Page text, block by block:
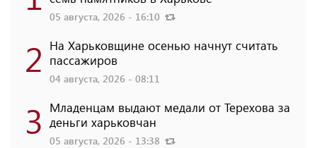
05 августа, 2026 - 16:10
2 На Харьковщине осенью начнут считать
пассажиров
04 августа, 2026 - 08:11
3 Младенцам выдают медали от Терехова за
деньги харьковчан
05 августа, 2026 - 13:38